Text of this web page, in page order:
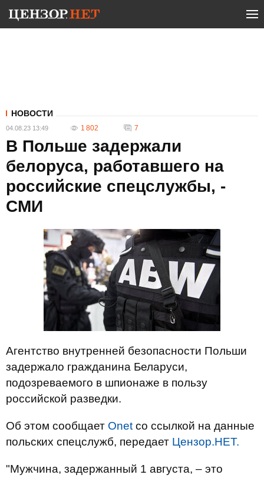
НОВОСТИ
04.08.23 13:49 1 802 7
В Польше задержали
белоруса, работавшего на
российские спецслужбы, -
СМИ
Агентство внутренней безопасности Польши
задержало гражданина Беларуси,
подозреваемого в шпионаже в пользу
российской разведки.
Об этом сообщает Onet со ссылкой на данные
польских спецслужб, передает Цензор.НЕТ.
"Мужчина, задержанный 1 августа, – это